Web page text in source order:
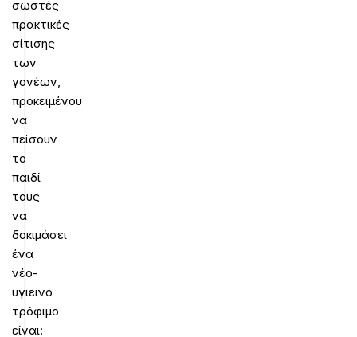
σωστές
πρακτικές
σίτισης
των
γονέων,
προκειμένου
να
πείσουν
το
παιδί
τους
να
δοκιμάσει
ένα
νέο-
υγιεινό
τρόφιμο
είναι: